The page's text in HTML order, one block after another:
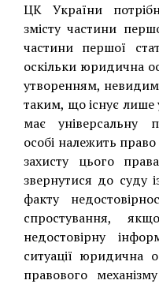
ЦК України
змісту частини
частини першої
оскільки юридична
утворенням,
таким, що існує лише
має універсальну
особі належить
захисту цього
звернутися до суду
факту
спростування,
недостовірну
ситуації юридична
правового